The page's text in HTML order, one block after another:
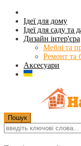
Ідеї для дому
Ідеї для саду та
Дизайн інтер'єра
Меблі та
Ремонт та
Аксесуари